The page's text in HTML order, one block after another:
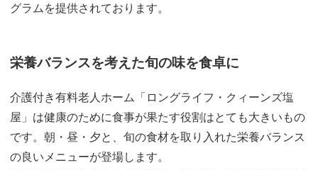
グラムを提供されております。
栄養バランスを考えた旬の味を食卓に
介護付き有料老人ホーム「ロングライフ・クィーンズ塩
屋」は健康のために食事が果たす役割はとても大きいもの
です。朝・昼・夕と、旬の食材を取り入れた栄養バランス
の良いメニューが登場します。